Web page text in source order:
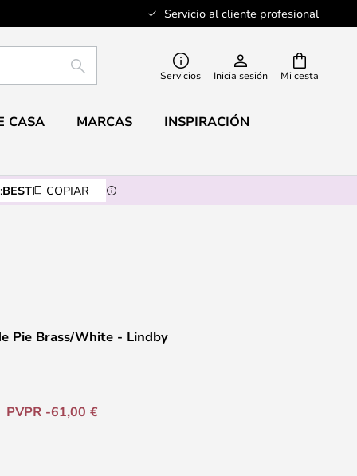
Servicio al cliente profesional
Mi cesta
BUSCAR Servicios Inicia sesión
CASA MARCAS INSPIRACIÓN
BEST COPIAR
Pie Brass/White - Lindby
PVPR -61,00 €